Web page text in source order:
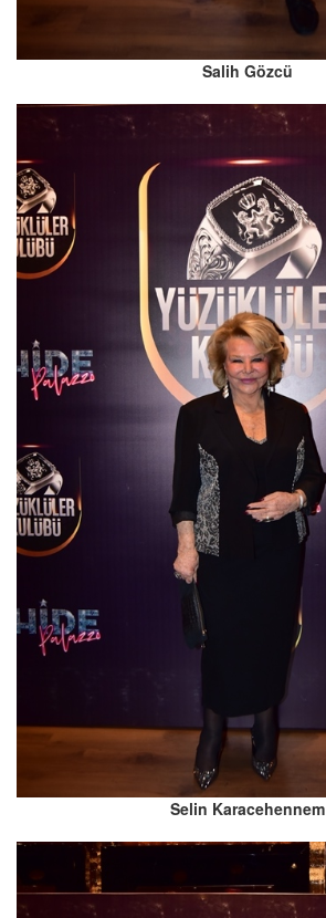
Salih Gözcü
Selin Karacehennem